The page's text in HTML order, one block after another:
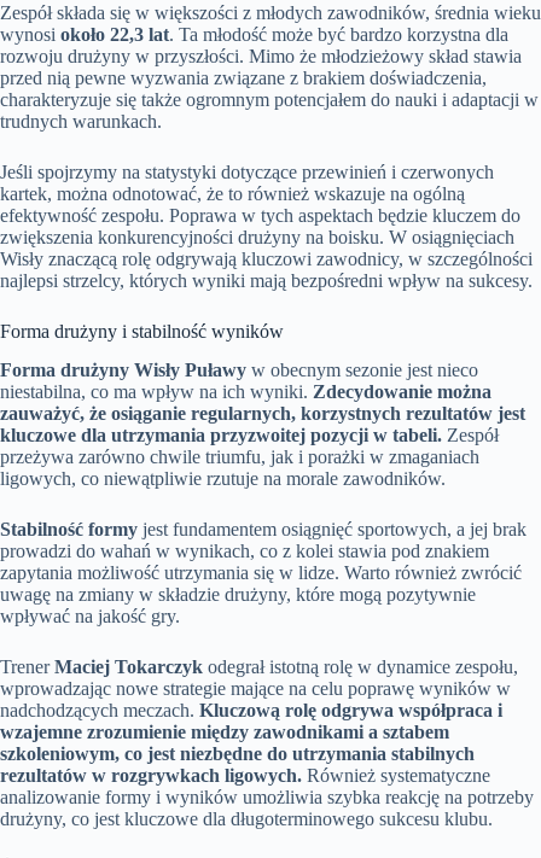
Zespół składa się w większości z młodych zawodników, średnia wieku
wynosi około 22,3 lat. Ta młodość może być bardzo korzystna dla
rozwoju drużyny w przyszłości. Mimo że młodzieżowy skład stawia
przed nią pewne wyzwania związane z brakiem doświadczenia,
charakteryzuje się także ogromnym potencjałem do nauki i adaptacji w
trudnych warunkach.
Jeśli spojrzymy na statystyki dotyczące przewinień i czerwonych
kartek, można odnotować, że to również wskazuje na ogólną
efektywność zespołu. Poprawa w tych aspektach będzie kluczem do
zwiększenia konkurencyjności drużyny na boisku. W osiągnięciach
Wisły znaczącą rolę odgrywają kluczowi zawodnicy, w szczególności
najlepsi strzelcy, których wyniki mają bezpośredni wpływ na sukcesy.
Forma drużyny i stabilność wyników
Forma drużyny Wisły Puławy w obecnym sezonie jest nieco
niestabilna, co ma wpływ na ich wyniki. Zdecydowanie można
zauważyć, że osiąganie regularnych, korzystnych rezultatów jest
kluczowe dla utrzymania przyzwoitej pozycji w tabeli. Zespół
przeżywa zarówno chwile triumfu, jak i porażki w zmaganiach
ligowych, co niewątpliwie rzutuje na morale zawodników.
Stabilność formy jest fundamentem osiągnięć sportowych, a jej brak
prowadzi do wahań w wynikach, co z kolei stawia pod znakiem
zapytania możliwość utrzymania się w lidze. Warto również zwrócić
uwagę na zmiany w składzie drużyny, które mogą pozytywnie
wpływać na jakość gry.
TrenerMaciej Tokarczyk odegrał istotną rolę w dynamice zespołu,
wprowadzając nowe strategie mające na celu poprawę wyników w
nadchodzących meczach. Kluczową rolę odgrywa współpraca i
wzajemne zrozumienie między zawodnikami a sztabem
szkoleniowym, co jest niezbędne do utrzymania stabilnych
rezultatów w rozgrywkach ligowych. Również systematyczne
analizowanie formy i wyników umożliwia szybka reakcję na potrzeby
drużyny, co jest kluczowe dla długoterminowego sukcesu klubu.